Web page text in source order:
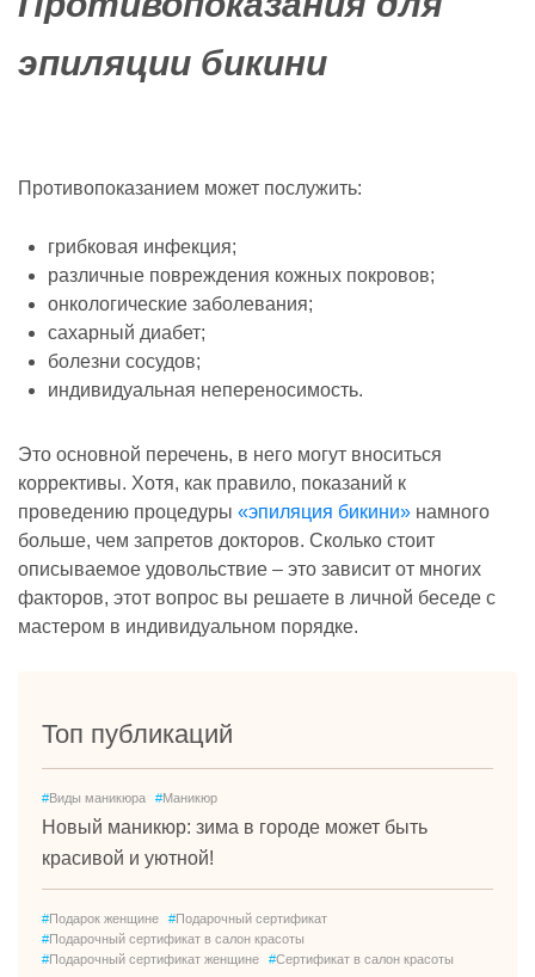
эпиляции бикини
Противопоказанием может послужить:
грибковая инфекция;
различные повреждения кожных покровов;
онкологические заболевания;
сахарный диабет;
болезни сосудов;
индивидуальная непереносимость.
Это основной перечень, в него могут вноситься
коррективы. Хотя, как правило, показаний к
проведению процедуры «эпиляция бикини» намного
больше, чем запретов докторов. Сколько стоит
описываемое удовольствие – это зависит от многих
факторов, этот вопрос вы решаете в личной беседе с
мастером в индивидуальном порядке.
Топ публикаций
#Виды маникюра #Маникюр
Новый маникюр: зима в городе может быть
красивой и уютной!
#Подарок женщине #Подарочный сертификат
#Подарочный сертификат в салон красоты
#Подарочный сертификат женщине #Сертификат в салон красоты